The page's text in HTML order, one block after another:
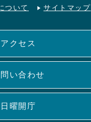
ついて サイトマップ
クセス
い合わせ
曜開庁